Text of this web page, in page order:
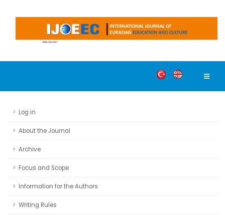
Log in
About the Journal
Archive
Focus and Scope
Information for the Authors
Writing Rules